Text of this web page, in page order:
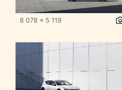
8 078 x 5 119